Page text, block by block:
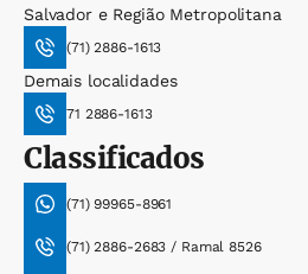
Salvador e Região Metropolitana
(71) 2886-1613
Demais localidades
71 2886-1613
Classificados
(71) 99965-8961
(71) 2886-2683 / Ramal 8526